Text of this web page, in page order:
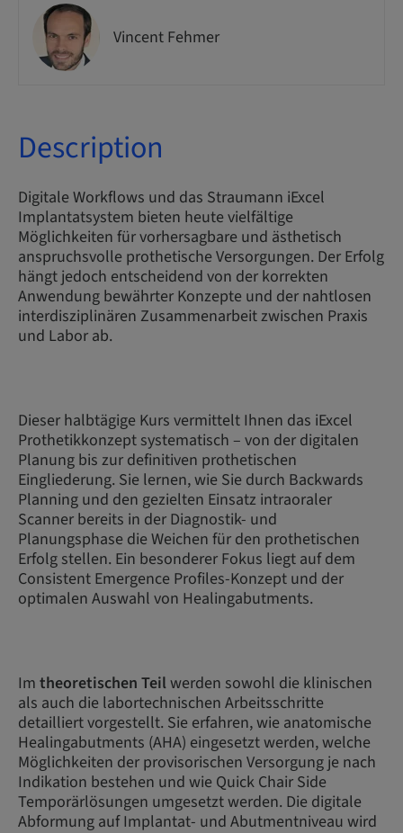
Vincent Fehmer
Description
Digitale Workflows und das Straumann iExcel
Implantatsystem bieten heute vielfältige
Möglichkeiten für vorhersagbare und ästhetisch
anspruchsvolle prothetische Versorgungen. Der Erfolg
hängt jedoch entscheidend von der korrekten
Anwendung bewährter Konzepte und der nahtlosen
interdisziplinären Zusammenarbeit zwischen Praxis
und Labor ab.
Dieser halbtägige Kurs vermittelt Ihnen das iExcel
Prothetikkonzept systematisch – von der digitalen
Planung bis zur definitiven prothetischen
Eingliederung. Sie lernen, wie Sie durch Backwards
Planning und den gezielten Einsatz intraoraler
Scanner bereits in der Diagnostik- und
Planungsphase die Weichen für den prothetischen
Erfolg stellen. Ein besonderer Fokus liegt auf dem
Consistent Emergence Profiles-Konzept und der
optimalen Auswahl von Healingabutments.
Im theoretischen Teilwerden sowohl die klinischen
als auch die labortechnischen Arbeitsschritte
detailliert vorgestellt. Sie erfahren, wie anatomische
Healingabutments (AHA) eingesetzt werden, welche
Möglichkeiten der provisorischen Versorgung je nach
Indikation bestehen und wie Quick Chair Side
Temporärlösungen umgesetzt werden. Die digitale
Abformung auf Implantat- und Abutmentniveau wird